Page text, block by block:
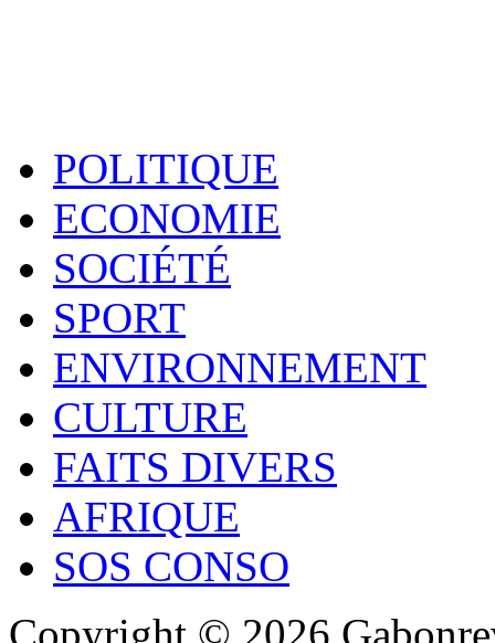
POLITIQUE
ECONOMIE
SOCIÉTÉ
SPORT
ENVIRONNEMENT
CULTURE
FAITS DIVERS
AFRIQUE
SOS CONSO
Copyright © 2026